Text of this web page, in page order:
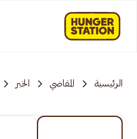
الرئيسية المقاضي الخبر